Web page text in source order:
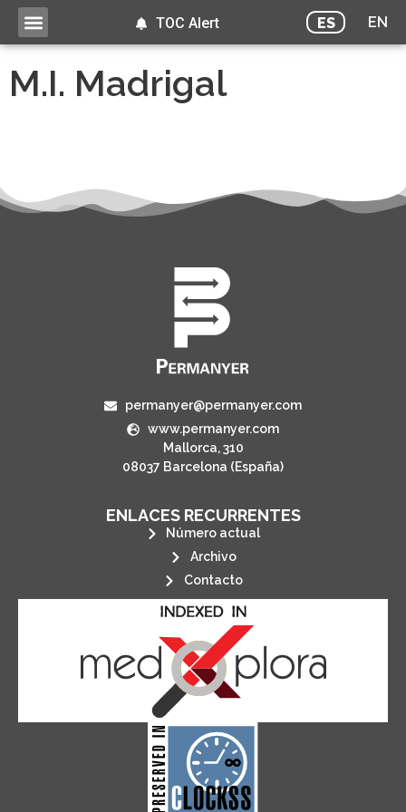
ES EN
TOC Alert
M.I. Madrigal
permanyer@permanyer.com
www.permanyer.com
Mallorca, 310
08037 Barcelona (España)
ENLACES RECURRENTES
Número actual
Archivo
Contacto
CLOCKSS is a dak archive that
ensures the long-term survival
of web-based scholary
publications, governed by and for
its stakeholders.